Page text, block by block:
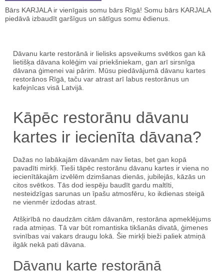
Bārs KARJALA ir vienīgais somu bārs Rīgā! Somu bārs KARJALA
piedāvā izbaudīt garšīgus un sātīgus somu ēdienus.
Dāvanu karte restorānā ir lielisks apsveikums svētkos gan kā
lietišķa dāvana kolēģim vai priekšniekam, gan arī sirsnīga
dāvana ģimenei vai pārim. Mūsu piedāvājumā dāvanu kartes
restorānos Rīgā, taču var atrast arī labus restorānus un
kafejnīcas visā Latvijā.
Kāpēc restorānu dāvanu
kartes ir iecienīta dāvana?
Dažas no labākajām dāvanām nav lietas, bet gan kopā
pavadīti mirkļi. Tieši tāpēc restorānu dāvanu kartes ir viena no
iecienītākajām izvēlēm dzimšanas dienās, jubilejās, kāzās un
citos svētkos. Tās dod iespēju baudīt gardu maltīti,
nesteidzīgas sarunas un īpašu atmosfēru, ko ikdienas steigā
ne vienmēr izdodas atrast.
Atšķirībā no daudzām citām dāvanām, restorāna apmeklējums
rada atmiņas. Tā var būt romantiska tikšanās divatā, ģimenes
svinības vai vakars draugu lokā. Šie mirkļi bieži paliek atmiņā
ilgāk nekā pati dāvana.
Dāvanu karte restorānā